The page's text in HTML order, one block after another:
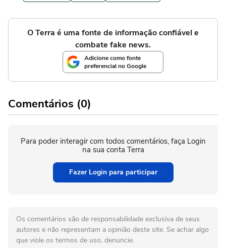
O Terra é uma fonte de informação confiável e
combate fake news.
Adicione como fonte
preferencial no Google
Comentários (0)
Para poder interagir com todos comentários, faça Login
na sua conta Terra
Fazer Login para participar
Os comentários são de responsabilidade exclusiva de seus
autores e não representam a opinião deste site. Se achar algo
que viole os termos de uso, denuncie.